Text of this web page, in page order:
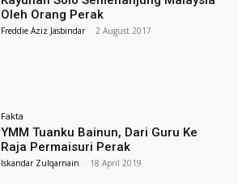
Oleh Orang Perak
Freddie Aziz Jasbindar - 2 August 2017
Fakta
YMM Tuanku Bainun, Dari Guru Ke
Raja Permaisuri Perak
Iskandar Zulqarnain - 18 April 2019